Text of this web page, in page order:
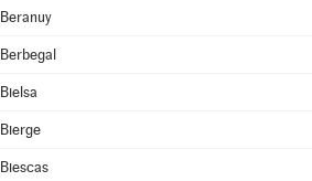
Beranuy
Berbegal
Bielsa
Bierge
Biescas